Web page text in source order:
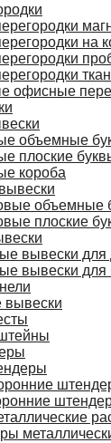
на
офисные
объемные
плоские
короба
объемные
плоские
вывески для
вывески для
вывески